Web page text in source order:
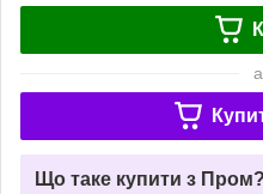
Що таке купити з Пром?